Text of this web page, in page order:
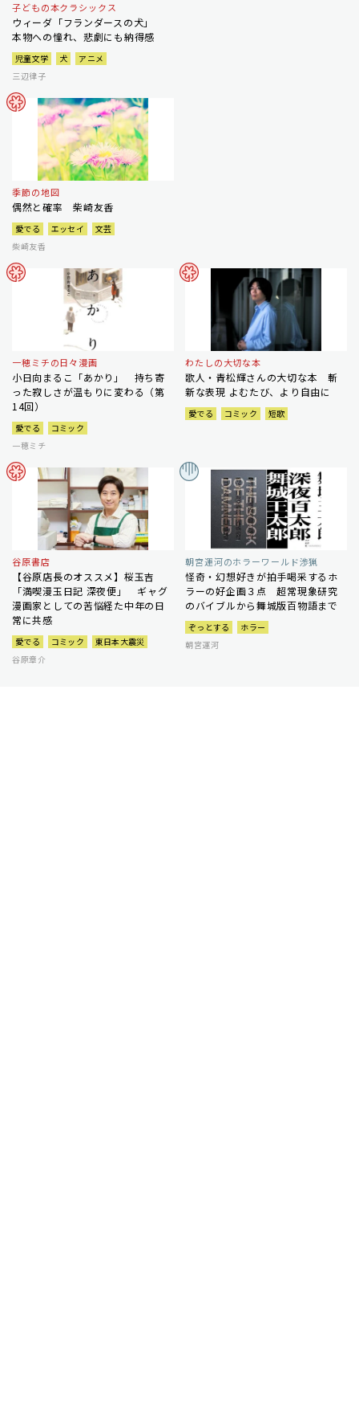
子どもの本クラシックス
ウィーダ「フランダースの犬」
本物への憧れ、悲劇にも納得感
児童文学 犬
アニメ
三辺律子
季節の地図
偶然と確率 柴崎友香
愛でる エッセイ
文芸
柴崎友香
一穂ミチの日々漫画
小日向まるこ「あかり」 持ち寄
った寂しさが温もりに変わる（第
14回）
愛でる
コミック
一穂ミチ
わたしの大切な本
歌人・青松輝さんの大切な本 斬
新な表現 よむたび、より自由に
愛でる コミック 短歌
谷原書店
【谷原店長のオススメ】桜玉吉
「満喫漫玉日記 深夜便」 ギャグ
漫画家としての苦悩経た中年の日
常に共感
愛でる コミック
東日本大震災
谷原章介
朝宮運河のホラーワールド渉猟
怪奇・幻想好きが拍手喝采するホ
ラーの好企画３点 超常現象研究
のバイブルから舞城版百物語まで
ぞっとする
ホラー
朝宮運河